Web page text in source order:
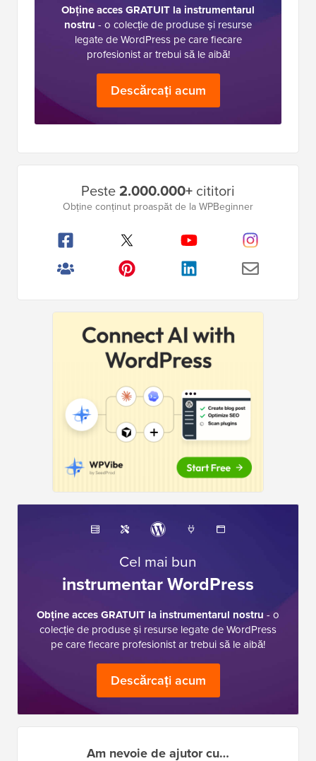
Obține acces GRATUIT la instrumentarul
nostru - o colecție de produse și resurse
legate de WordPress pe care fiecare
profesionist ar trebui să le aibă!
Descărcați acum
laterală
principală
Peste2.000.000+ cititori
Obține conținut proaspăt de la WPBeginner
Cel mai bun
instrumentar WordPress
Obține acces GRATUIT la instrumentarul nostru - o
colecție de produse și resurse legate de WordPress
pe care fiecare profesionist ar trebui să le aibă!
Descărcați acum
Am nevoie de ajutor cu…